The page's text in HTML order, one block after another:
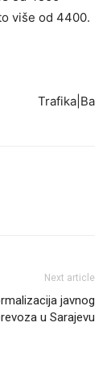
više od 4400.
Trafika|Ba
Next article
javnog
u Sarajevu